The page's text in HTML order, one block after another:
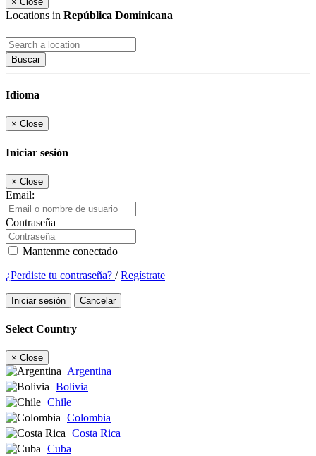
Locations in República Dominicana
Buscar
Idioma
× Close
Iniciar sesión
× Close
Email:
Contraseña
Mantenme conectado
¿Perdiste tu contraseña? /Regístrate
Iniciar sesión Cancelar
Select Country
× Close
Argentina
Bolivia
Chile
Colombia
Costa Rica
Cuba